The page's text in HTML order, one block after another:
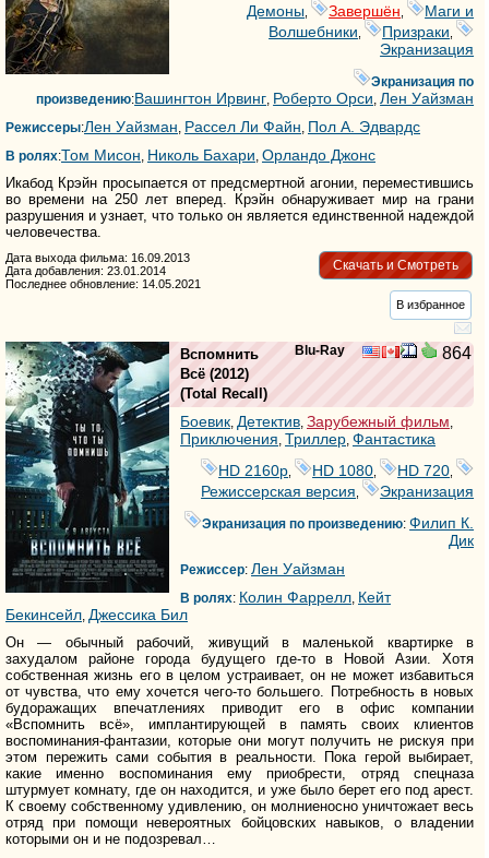
Демоны
Завершён
Маги и
Волшебники
Призраки
Экранизация
Экранизация по
произведению:Вашингтон Ирвинг Роберто Орси ,Лен Уайзман
Режиссеры:Лен Уайзман Рассел Ли Файн Пол А. Эдвардс
В ролях:Том Мисон Николь Бахари Орландо Джонс
Икабод Крэйн просыпается от предсмертной агонии, переместившись
во времени на 250 лет вперед. Крэйн обнаруживает мир на грани
разрушения и узнает, что только он является единственной надеждой
человечества.
Скачать и Смотреть
Дата выхода фильма: 16.09.2013
Дата добавления: 23.01.2014
Последнее обновление: 14.05.2021
В избранное
Blu-Ray 864
Вспомнить
Всё (2012)
(Total Recall )
Боевик, Детектив, Зарубежный фильм,
Приключения, Триллер, Фантастика
HD 2160р
HD 1080 HD 720
Режиссерская версия Экранизация
Экранизация по произведению:Филип К.
Дик
Режиссер: Лен Уайзман
В ролях: Колин Фаррелл, Кейт
Бекинсейл, Джессика Бил
Он — обычный рабочий, живущий в маленькой квартирке в
захудалом районе города будущего где-то в Новой Азии. Хотя
собственная жизнь его в целом устраивает, он не может избавиться
от чувства, что ему хочется чего-то большего. Потребность в новых
будоражащих впечатлениях приводит его в офис компании
«Вспомнить всё», имплантирующей в память своих клиентов
воспоминания-фантазии, которые они могут получить не рискуя при
этом пережить сами события в реальности. Пока герой выбирает,
какие именно воспоминания ему приобрести, отряд спецназа
штурмует комнату, где он находится, и уже было берет его под арест.
К своему собственному удивлению, он молниеносно уничтожает весь
отряд при помощи невероятных бойцовских навыков, о владении
которыми он и не подозревал…